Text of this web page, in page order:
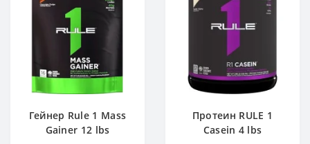
Гейнер Rule 1 Mass
Gainer 12 lbs
Протеин RULE 1
Casein 4 lbs